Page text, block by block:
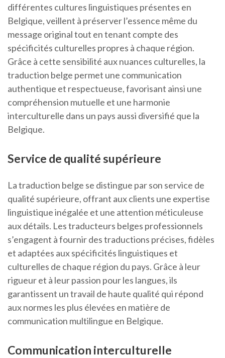
différentes cultures linguistiques présentes en
Belgique, veillent à préserver l’essence même du
message original tout en tenant compte des
spécificités culturelles propres à chaque région.
Grâce à cette sensibilité aux nuances culturelles, la
traduction belge permet une communication
authentique et respectueuse, favorisant ainsi une
compréhension mutuelle et une harmonie
interculturelle dans un pays aussi diversifié que la
Belgique.
Service de qualité supérieure
La traduction belge se distingue par son service de
qualité supérieure, offrant aux clients une expertise
linguistique inégalée et une attention méticuleuse
aux détails. Les traducteurs belges professionnels
s’engagent à fournir des traductions précises, fidèles
et adaptées aux spécificités linguistiques et
culturelles de chaque région du pays. Grâce à leur
rigueur et à leur passion pour les langues, ils
garantissent un travail de haute qualité qui répond
aux normes les plus élevées en matière de
communication multilingue en Belgique.
Communication interculturelle